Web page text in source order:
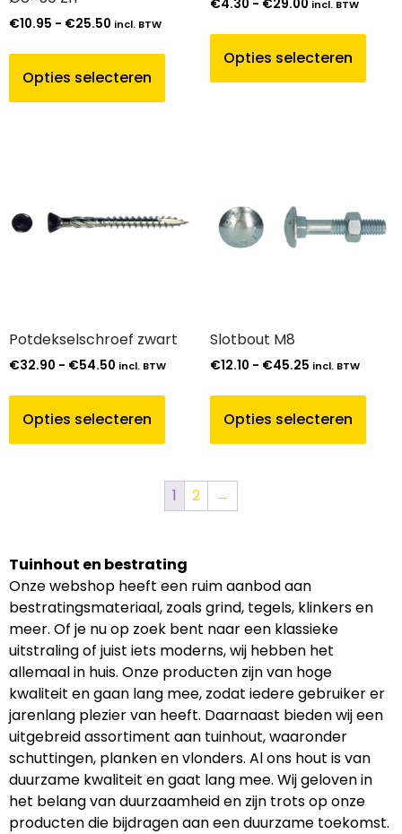
€10.95 - €25.50 incl. BTW
Opties selecteren
€4.30 - €29.00 incl. BTW
Opties selecteren
Potdekselschroef zwart
€32.90 - €54.50 incl. BTW
Opties selecteren
Slotbout M8
€12.10 - €45.25 incl. BTW
Opties selecteren
1 2 →
Tuinhout en bestrating
Onze webshop heeft een ruim aanbod aan
bestratingsmateriaal, zoals grind, tegels, klinkers en
meer. Of je nu op zoek bent naar een klassieke
uitstraling of juist iets moderns, wij hebben het
allemaal in huis. Onze producten zijn van hoge
kwaliteit en gaan lang mee, zodat iedere gebruiker er
jarenlang plezier van heeft. Daarnaast bieden wij een
uitgebreid assortiment aan tuinhout, waaronder
schuttingen, planken en vlonders. Al ons hout is van
duurzame kwaliteit en gaat lang mee. Wij geloven in
het belang van duurzaamheid en zijn trots op onze
producten die bijdragen aan een duurzame toekomst.